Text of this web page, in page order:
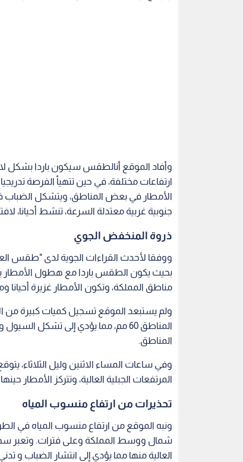
وأفاد الموقع أنالطقس سيكون باردا بشكل
ارتفاعات مختلفة، في حين تتهيأ الفرصة
الأمطار في بعض المناطق، ويتشكل الضباب
جنوبية غربية معتدلة السرعة، تنشط أحيانا،
ذروة المنخفض الجوي
ووفقا لأحدث القراءات الجوية لدى "طقس
بحيث يكون الطقس باردا مع هطول الأمطار
مناطق المملكة، وتكون الأمطار غزيرة
ولم يستبعد الموقع تسجيل كميات كبيرة من
المناطق 60 مم، مما يؤدي إلى تشكل
المناطق.
وفي ساعات المساء الاثنين وليل الثلاثاء،
المرتفعات الجبلية العالية، وتتركز الأمطار
تحذيرات من ارتفاع منسوب المياه
ونبه الموقع من ارتفاع منسوب المياه في
شمال ووسط المملكة وعلى فترات. وتعبر
العالية منها مما يؤدي إلى انتشار الضباب و